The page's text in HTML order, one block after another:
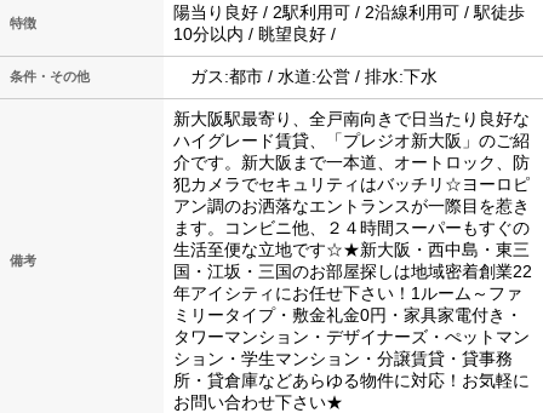
特徴
陽当り良好 / 2駅利用可 / 2沿線利用可 / 駅徒歩
10分以内 / 眺望良好 /
条件・その他 ガス:都市 / 水道:公営 / 排水:下水
備考
新大阪駅最寄り、全戸南向きで日当たり良好な
ハイグレード賃貸、「プレジオ新大阪」のご紹
介です。新大阪まで一本道、オートロック、防
犯カメラでセキュリティはバッチリ☆ヨーロピ
アン調のお洒落なエントランスが一際目を惹き
ます。コンビニ他、２４時間スーパーもすぐの
生活至便な立地です☆★新大阪・西中島・東三
国・江坂・三国のお部屋探しは地域密着創業22
年アイシティにお任せ下さい！1ルーム～ファ
ミリータイプ・敷金礼金0円・家具家電付き・
タワーマンション・デザイナーズ・ぺットマン
ション・学生マンション・分譲賃貸・貸事務
所・貸倉庫などあらゆる物件に対応！お気軽に
お問い合わせ下さい★